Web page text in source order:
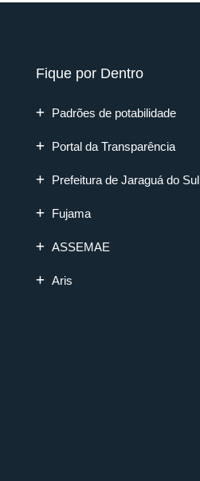
Fique por Dentro
Padrões de potabilidade
Portal da Transparência
Prefeitura de Jaraguá do Sul
Fujama
ASSEMAE
Aris